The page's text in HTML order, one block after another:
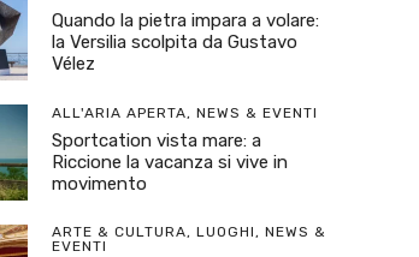
Quando la pietra impara a volare:
la Versilia scolpita da Gustavo
Vélez
ALL'ARIA APERTA, NEWS & EVENTI
Sportcation vista mare: a
Riccione la vacanza si vive in
movimento
ARTE & CULTURA, LUOGHI, NEWS &
EVENTI